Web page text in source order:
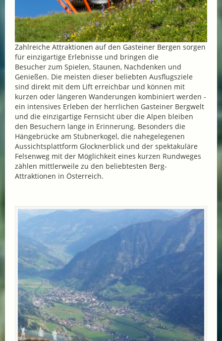
Zahlreiche Attraktionen auf den Gasteiner Bergen sorgen
für einzigartige Erlebnisse und bringen die
Besucher zum Spielen, Staunen, Nachdenken und
Genießen. Die meisten dieser beliebten Ausflugsziele
sind direkt mit dem Lift erreichbar und können mit
kurzen oder längeren Wanderungen kombiniert werden -
ein intensives Erleben der herrlichen Gasteiner Bergwelt
und die einzigartige Fernsicht über die Alpen bleiben
den Besuchern lange in Erinnerung. Besonders die
Hängebrücke am Stubnerkogel, die nahegelegenen
Aussichtsplattform Glocknerblick und der spektakuläre
Felsenweg mit der Möglichkeit eines kurzen Rundweges
zählen mittlerweile zu den beliebtesten Berg-
Attraktionen in Österreich.